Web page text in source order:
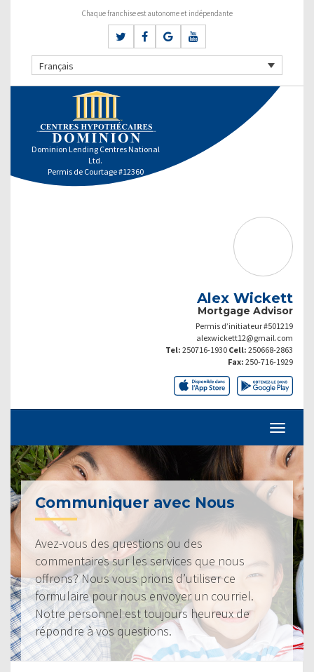
Chaque franchise est autonome et indépendante
Français
Dominion Lending Centres National
Ltd.
Permis de Courtage #12360
Alex Wickett
Mortgage Advisor
Permis d’initiateur #501219
alexwickett12@gmail.com
Tel: 250716-1930 Cell: 250668-2863
Fax: 250-716-1929
Communiquer avec Nous
Avez-vous des questions ou des
commentaires sur les services que nous
offrons? Nous vous prions d’utiliser ce
formulaire pour nous envoyer un courriel.
Notre personnel est toujours heureux de
répondre à vos questions.